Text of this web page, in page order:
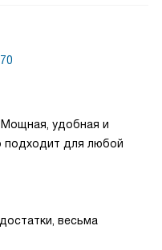
Мощная, удобная и
подходит для любой
весьма